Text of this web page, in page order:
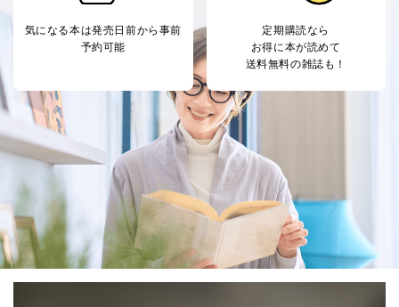
企業）からの委託
により当社の
個人情報
提携企業及びお客様がご購入され
た商品の発売元企業からのｅメー
ル等による商品、
サービス、キャンペーン等の広告
に関するご案内のため
SNS公式アカウン
トに登録された方
の個人情報
当社のサービス利用状況の把握お
よびその分析のため
お問い合わせ対応、トラブル対
処、オペレーター教育など応対品
質向上のため
その他当社のプライバシーポリシ
ー等にて公表する利用目的達成の
ため
※上記の利用目的のうちNo.1～5については保有個人デ
ータ（開示対象個人情報）の利用目的であり、下記4.の
開示等のご請求に対応させていただきます。
気になる本は発売日前から事前
予約可能
定期購読なら
お得に本が読めて
送料無料の雑誌も！